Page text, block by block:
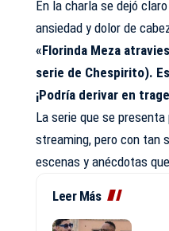
En la charla se dejó
ansiedad y dolor de
«Florinda Meza
serie de Chespirito).
¡Podría derivar en
La serie que se
streaming, pero con tan
escenas y anécdotas
Leer Más